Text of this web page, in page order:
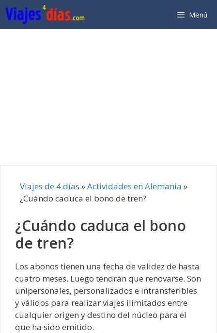
Saltar
al
contenido
Menú
Viajes de 4 días »Actividades en Alemania »
¿Cuándo caduca el bono de tren?
¿Cuándo caduca el bono
de tren?
Los abonos tienen una fecha de validez de hasta
cuatro meses. Luego tendrán que renovarse. Son
unipersonales, personalizados e intransferibles
y válidos para realizar viajes ilimitados entre
cualquier origen y destino del núcleo para el
que ha sido emitido.